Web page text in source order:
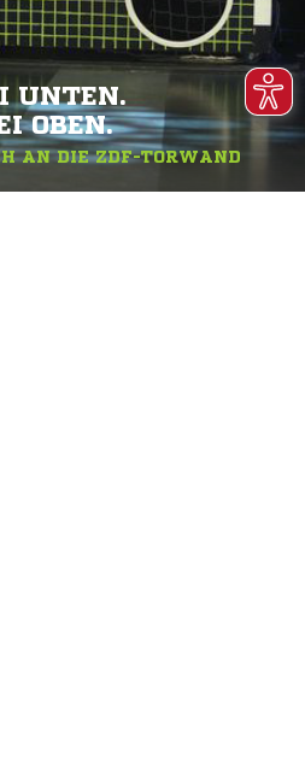
UNTEN.
OBEN.
AN DIE ZDF-TORWAND